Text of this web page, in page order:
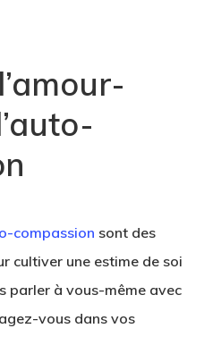
compassion sont des
cultiver une estime de soi
parler à vous-même avec
vous dans vos